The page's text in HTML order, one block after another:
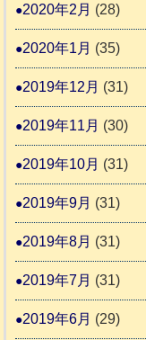
2020年2月 (28)
2020年1月 (35)
2019年12月 (31)
2019年11月 (30)
2019年10月 (31)
2019年9月 (31)
2019年8月 (31)
2019年7月 (31)
2019年6月 (29)